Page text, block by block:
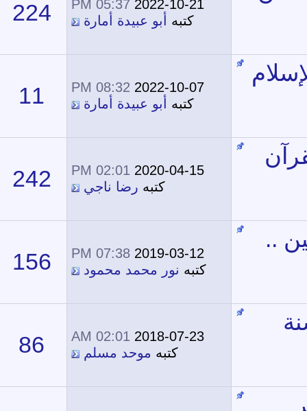
2022-10-21
05:37 PM
أبو عبيدة أمارة 224
200,630
2022-10-07
08:32 PM
أبو عبيدة أمارة 11
21,019
2020-04-15
02:01 PM
242
502,674
2019-03-12
07:38 PM
نور محمد محمود 156
316,132
02:01 AM
موحد مسلم 86
194,448